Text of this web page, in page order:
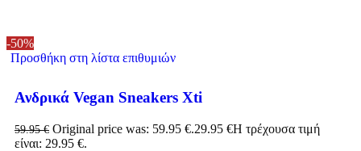
-50%
Προσθήκη στη λίστα επιθυμιών
Ανδρικά Vegan Sneakers Xti
59.95€ Original price was: 59.95 €.29.95 €Η τρέχουσα τιμή
είναι: 29.95 €.